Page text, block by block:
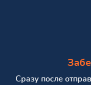
Сразу после